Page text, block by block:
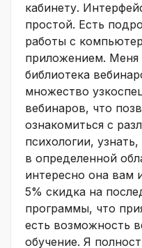
кабинету.
простой. Есть
работы с
приложением. Меня
библиотека
множество
вебинаров, что
ознакомиться с
психологии,
в определенной
интересно она вам
5% скидка на
программы, что
есть возможность
обучение. Я